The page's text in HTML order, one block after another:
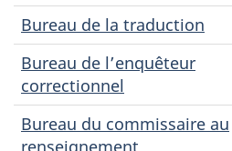
Bureau de la traduction
Bureau de l’enquêteur
correctionnel
Bureau du commissaire au
renseignement